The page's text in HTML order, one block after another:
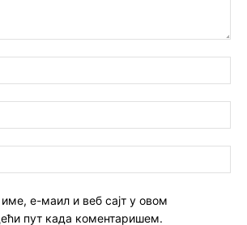
име, е-маил и веб сајт у овом
пут када коментаришем.